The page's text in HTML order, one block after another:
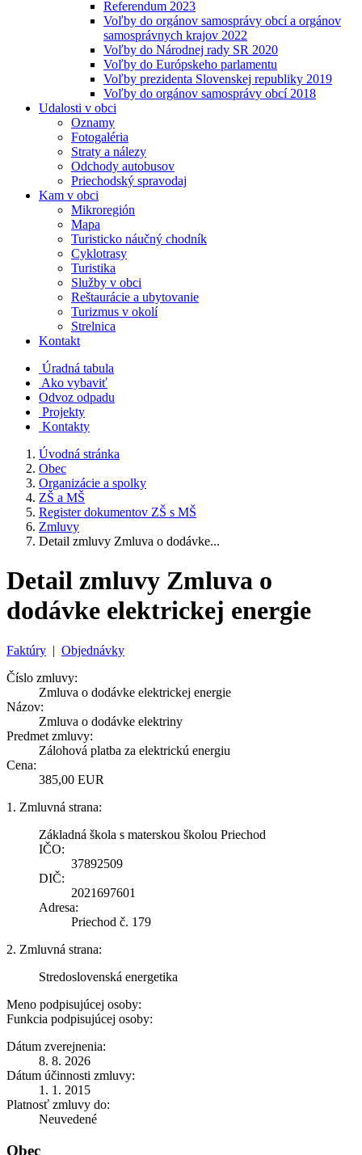
Referendum 2023
Voľby do orgánov samosprávy obcí a orgánov
samosprávnych krajov 2022
Voľby do Národnej rady SR 2020
Voľby do Európskeho parlamentu
Voľby prezidenta Slovenskej republiky 2019
Voľby do orgánov samosprávy obcí 2018
Udalosti v obci
Oznamy
Fotogaléria
Straty a nálezy
Odchody autobusov
Priechodský spravodaj
Kam v obci
Mikroregión
Mapa
Turisticko náučný chodník
Cyklotrasy
Turistika
Služby v obci
Reštaurácie a ubytovanie
Turizmus v okolí
Strelnica
Kontakt
Úradná tabula
Ako vybaviť
Odvoz odpadu
Projekty
Kontakty
Úvodná stránka
Obec
Organizácie a spolky
ZŠ a MŠ
Register dokumentov ZŠ s MŠ
Zmluvy
Detail zmluvy Zmluva o dodávke...
Detail zmluvy Zmluva o
dodávke elektrickej energie
Faktúry | Objednávky
Číslo zmluvy:
Zmluva o dodávke elektrickej energie
Názov:
Zmluva o dodávke elektriny
Predmet zmluvy:
Zálohová platba za elektrickú energiu
Cena:
385,00 EUR
1. Zmluvná strana:
Základná škola s materskou školou Priechod
IČO:
37892509
DIČ:
2021697601
Adresa:
Priechod č. 179
2. Zmluvná strana:
Stredoslovenská energetika
Meno podpisujúcej osoby:
Funkcia podpisujúcej osoby:
Dátum zverejnenia:
8. 8. 2026
Dátum účinnosti zmluvy:
1. 1. 2015
Platnosť zmluvy do:
Neuvedené
Obec